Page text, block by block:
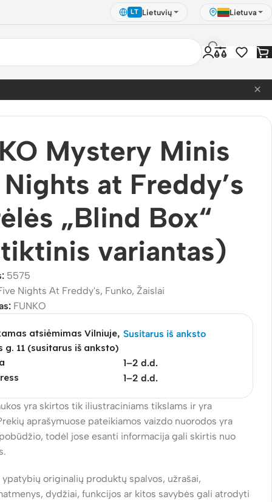
LT Lietuvių Lietuva
×
Mystery Minis
at Freddy’s
„Blind Box“
variantas)
5575
Nights At Freddy's, Funko, Žaislai
FUNKO
atsiėmimas Vilniuje,
g. 11 (susitarus iš anksto)
Susitarus iš anksto
1–2 d.d.
1–2 d.d.
yra skirtos tik iliustraciniams tikslams ir yra
aprašymuose pateikiamos vaizdo nuorodos yra
todėl jose esanti informacija gali skirtis nuo
ypatybių originalių produktų spalvos, užrašai,
dydžiai, funkcijos ar kitos savybės gali atrodyti